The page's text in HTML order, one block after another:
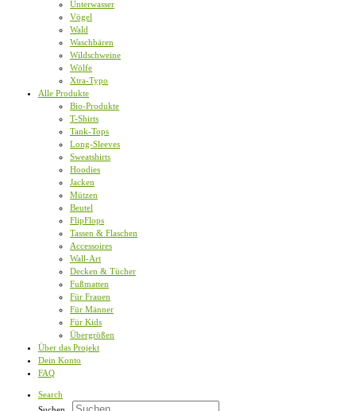
Unterwasser
Vögel
Wald
Waschbären
Wildschweine
Wölfe
Xtra-Typo
Alle Produkte
Bio-Produkte
T-Shirts
Tank-Tops
Long-Sleeves
Sweatshirts
Hoodies
Jacken
Mützen
Beutel
FlipFlops
Tassen & Flaschen
Accessoires
Wall-Art
Decken & Tücher
Fußmatten
Für Frauen
Für Männer
Für Kids
Übergrößen
Über das Projekt
Dein Konto
FAQ
Search